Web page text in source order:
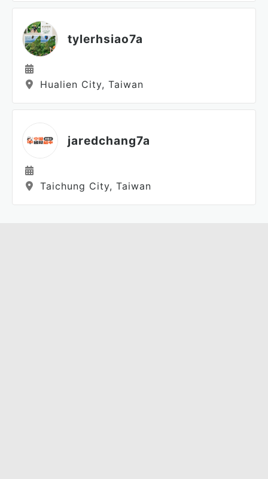
tylerhsiao7a
Hualien City, Taiwan
jaredchang7a
Taichung City, Taiwan